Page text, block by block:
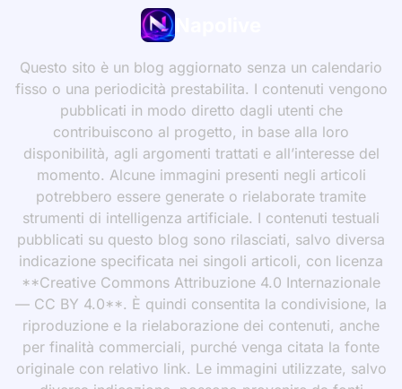
Questo sito è un blog aggiornato senza un calendario
fisso o una periodicità prestabilita. I contenuti vengono
pubblicati in modo diretto dagli utenti che
contribuiscono al progetto, in base alla loro
disponibilità, agli argomenti trattati e all’interesse del
momento. Alcune immagini presenti negli articoli
potrebbero essere generate o rielaborate tramite
strumenti di intelligenza artificiale. I contenuti testuali
pubblicati su questo blog sono rilasciati, salvo diversa
indicazione specificata nei singoli articoli, con licenza
**Creative Commons Attribuzione 4.0 Internazionale
— CC BY 4.0**. È quindi consentita la condivisione, la
riproduzione e la rielaborazione dei contenuti, anche
per finalità commerciali, purché venga citata la fonte
originale con relativo link. Le immagini utilizzate, salvo